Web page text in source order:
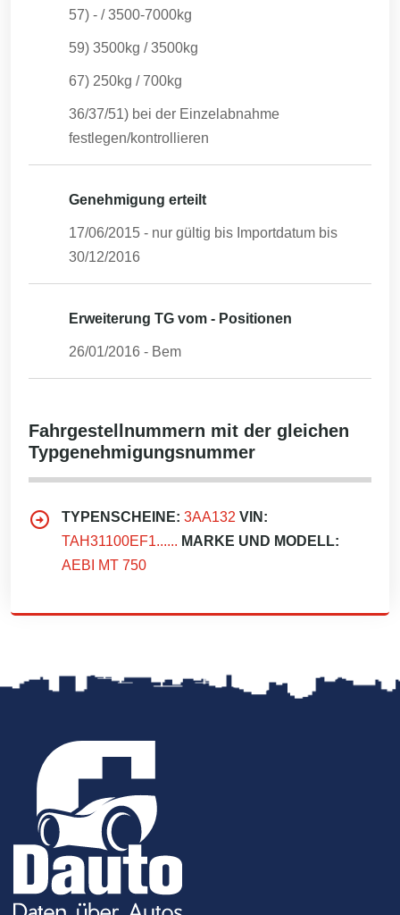
57) - / 3500-7000kg
59) 3500kg / 3500kg
67) 250kg / 700kg
36/37/51) bei der Einzelabnahme
festlegen/kontrollieren
Genehmigung erteilt
17/06/2015 - nur gültig bis Importdatum bis
30/12/2016
Erweiterung TG vom - Positionen
26/01/2016 - Bem
Fahrgestellnummern mit der gleichen
Typgenehmigungsnummer
TYPENSCHEINE: 3AA132 VIN:
TAH31100EF1...... MARKE UND MODELL:
AEBI MT 750